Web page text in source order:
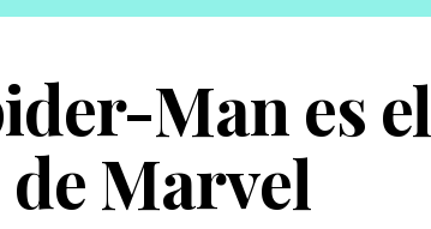
Man es el
Marvel